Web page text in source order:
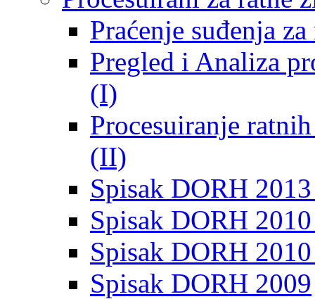
Praćenje suđenja
Pregled i Analiza
(I)
Procesuiranje
(II)
Spisak DORH
Spisak DORH
Spisak DORH
Spisak DORH 2009